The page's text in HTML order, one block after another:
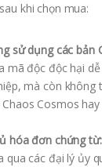
khi chọn mua:
sử dụng các bản
mã độc độc hại
mà còn
Cosmos
hóa đơn chứng từ:
qua các đại lý ủy